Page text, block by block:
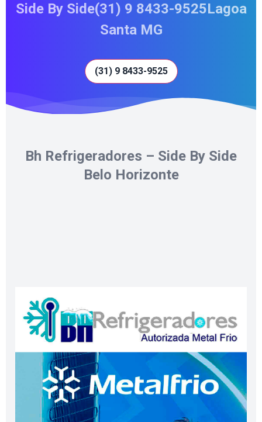
Side By Side(31) 9 8433-9525Lagoa
Santa MG
(31) 9 8433-9525
Bh Refrigeradores – Side By Side
Belo Horizonte